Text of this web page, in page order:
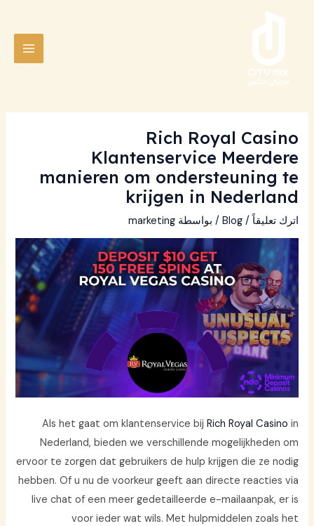
Rich Royal Casino
Klantenservice Meerdere
manieren om ondersteuning te
krijgen in Nederland
اترك تعليقاً /
Blog / بواسطة marketing
Als het gaat om klantenservice bij Rich Royal Casino in
Nederland, bieden we verschillende mogelijkheden om
ervoor te zorgen dat gebruikers de hulp krijgen die ze nodig
hebben. Of u nu de voorkeur geeft aan directe reacties via
live chat of een meer gedetailleerde e-mailaanpak, er is
voor ieder wat wils. Met hulpmiddelen zoals het
navigation